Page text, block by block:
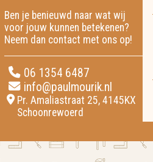
Ben je benieuwd naar wat wij
voor jouw kunnen betekenen?
Neem dan contact met ons op!
06 1354 6487
info@paulmourik.nl
Pr. Amaliastraat 25, 4145KX
Schoonrewoerd